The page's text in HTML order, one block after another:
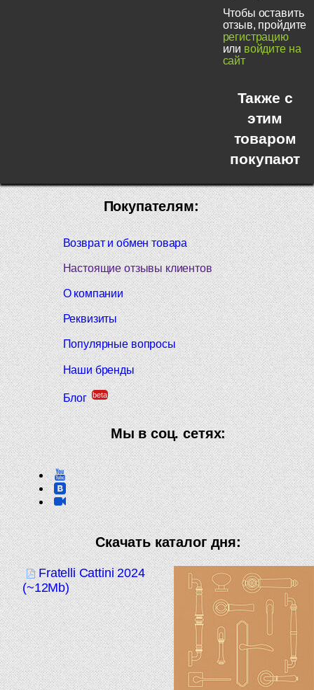
Чтобы оставить
отзыв, пройдите
регистрацию
или войдите на
сайт
Также с
этим
товаром
покупают
Покупателям:
Возврат и обмен товара
Настоящие отзывы клиентов
О компании
Реквизиты
Популярные вопросы
Наши бренды
Блог beta
Мы в соц. сетях:
Скачать каталог дня:
Fratelli Cattini 2024
(~12Mb)